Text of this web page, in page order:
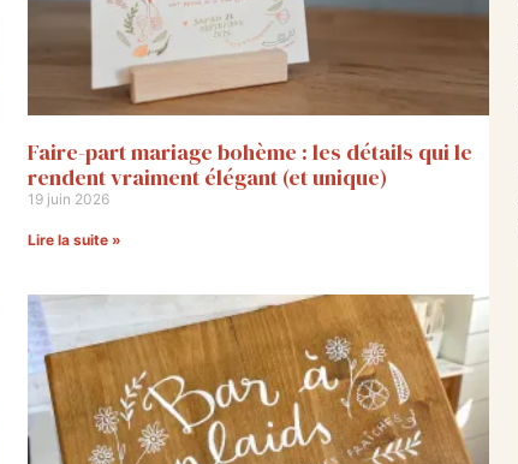
Faire-part mariage bohème : les détails qui le
rendent vraiment élégant (et unique)
19 juin 2026
Lire la suite »